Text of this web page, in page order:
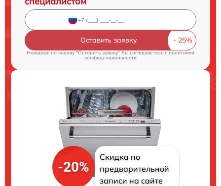
Оставить заявку
Нажимая на кнопку "Оставить заявку" Вы соглашаетесь cполитикой
конфиденциальности
-20%
Скидка по
предварительной
записи на сайте